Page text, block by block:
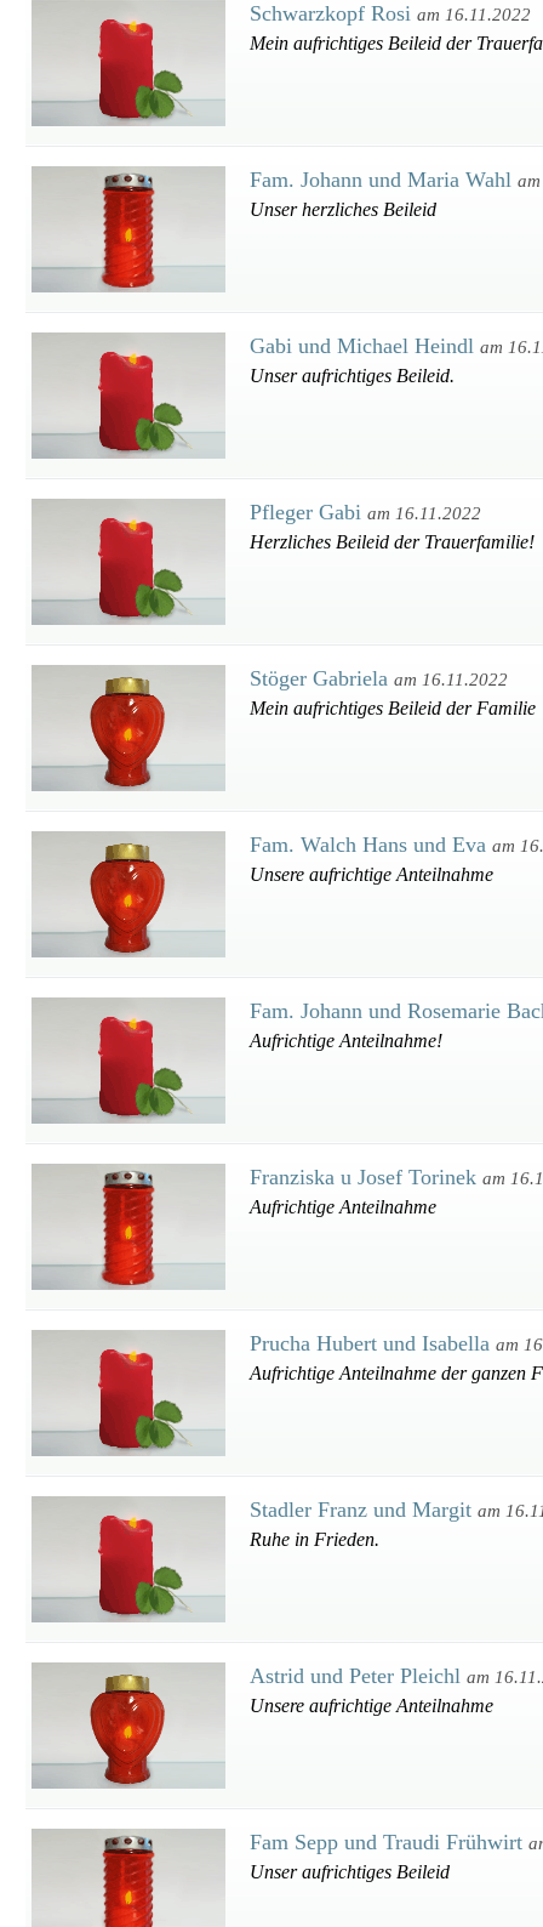
Schwarzkopf Rosi am 16.11.2022
Mein aufrichtiges Beileid der
Fam. Johann und Maria Wahl
Unser herzliches Beileid
Gabi und Michael Heindl am
Unser aufrichtiges Beileid.
Pfleger Gabi am 16.11.2022
Herzliches Beileid der Trauerfamilie!
Stöger Gabriela am 16.11.2022
Mein aufrichtiges Beileid der Familie
Fam. Walch Hans und Eva am
Unsere aufrichtige Anteilnahme
Fam. Johann und Rosemarie
Aufrichtige Anteilnahme!
Franziska u Josef Torinek am
Aufrichtige Anteilnahme
Prucha Hubert und Isabella am
Aufrichtige Anteilnahme der ganzen
Stadler Franz und Margit am
Ruhe in Frieden.
Astrid und Peter Pleichl am
Unsere aufrichtige Anteilnahme
Fam Sepp und Traudi Frühwirt
Unser aufrichtiges Beileid